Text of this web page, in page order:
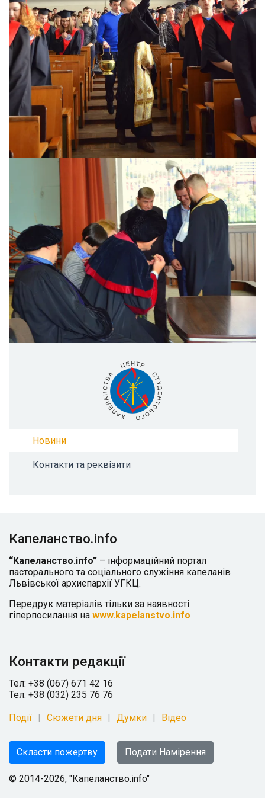
Новини
Контакти та реквізити
Капеланство.info
“Капеланство.info” – інформаційний портал
пасторального та соціального служіння капеланів
Львівської архиєпархії УГКЦ.
Передрук матеріалів тільки за наявності
гіперпосилання на www.kapelanstvo.info
Контакти редакції
Тел: +38 (067) 671 42 16
Тел: +38 (032) 235 76 76
Події Сюжети дня Думки Відео
Скласти пожертву Подати Намірення
© 2014-2026, "Капеланство.info"